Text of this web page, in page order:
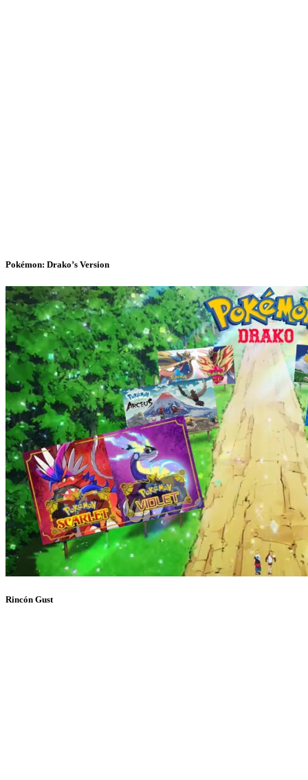
Pokémon: Drako’s Version
Rincón Gust